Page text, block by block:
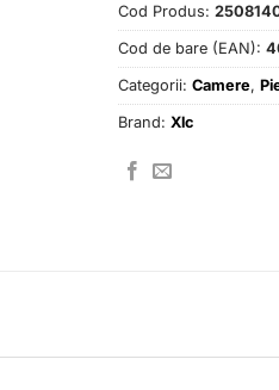
Cod Produs:
Cod de bare (EAN):
Categorii: Camere,
Brand: Xlc